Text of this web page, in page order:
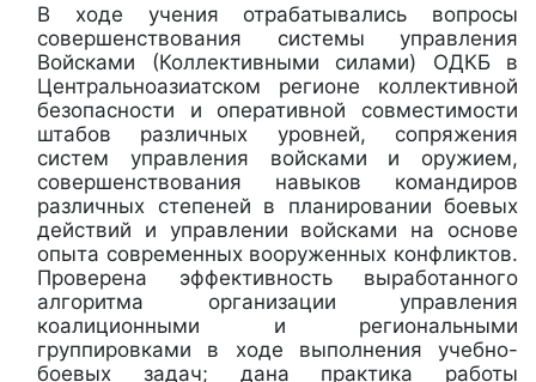
В ходе учения отрабатывались вопросы
совершенствования системы управления
Войсками (Коллективными силами) ОДКБ в
Центральноазиатском регионе коллективной
безопасности и оперативной совместимости
штабов различных уровней, сопряжения
систем управления войсками и оружием,
совершенствования навыков командиров
различных степеней в планировании боевых
действий и управлении войсками на основе
опыта современных вооруженных конфликтов.
Проверена эффективность выработанного
алгоритма организации управления
коалиционными и региональными
группировками в ходе выполнения учебно-
боевых задач; дана практика работы